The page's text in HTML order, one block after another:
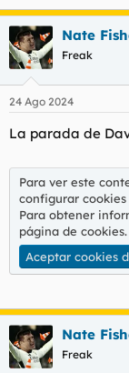
Nate
Freak
24 Ago 2024
La parada de
Para ver este
configurar cookies
Para obtener
página de cookies.
Aceptar cookies
Nate
Freak